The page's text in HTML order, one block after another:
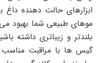
ابزارهای حالت دهنده داغ
موهای طبیعی شما بهبود
بلندتر و زیباتری داشته
گیس ها با مراقبت مناسب